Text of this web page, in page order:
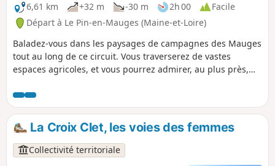
6,61 km
+32 m -30 m 2h 00
Facile
Départ à Le Pin-en-Mauges (Maine-et-Loire)
Baladez-vous dans les paysages de campagnes des Mauges
tout au long de ce circuit. Vous traverserez de vastes
espaces agricoles, et vous pourrez admirer, au plus près,
plein champs, vous offrant ainsi une immersion totale dans
ce paysage rural. Des espaces boisés avec des chemins
bordés de haies bocagères et arborées vous offriront de la
fraîcheur et vous plongeront dans une ambiance plus
intimiste.
La Croix Clet, les voies des femmes
Collectivité territoriale